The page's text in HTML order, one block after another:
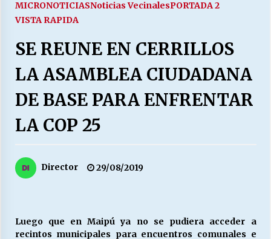
03/08/2026
HISTORIA
28/07/2026
CUMPLEAÑOS 69
13/07/2026
MICRONOTICIASNoticias VecinalesPORTADA 2
VISTA RAPIDA
SE REUNE EN CERRILLOS
LA ASAMBLEA CIUDADANA
DE BASE PARA ENFRENTAR
LA COP 25
Director 29/08/2019
Luego que en Maipú ya no se pudiera acceder a
recintos municipales para encuentros comunales e